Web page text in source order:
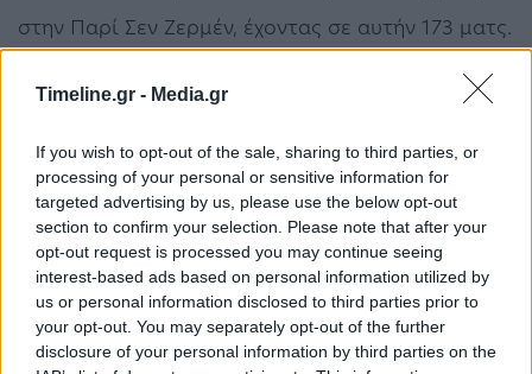
Timeline.gr - Media.gr
If you wish to opt-out of the sale, sharing to third parties, or
processing of your personal or sensitive information for
targeted advertising by us, please use the below opt-out
section to confirm your selection. Please note that after your
opt-out request is processed you may continue seeing
interest-based ads based on personal information utilized by
us or personal information disclosed to third parties prior to
your opt-out. You may separately opt-out of the further
disclosure of your personal information by third parties on the
στην Παρί Σεν Ζερμέν, έχοντας σε αυτήν 173 ματς.
Κορμπεράν ΠΑΕ Ολυμπιακός
ΠΡΟΗΓΟΎΜΕΝΟ ΆΡΘΡΟ
Φυσικό αέριο: Κινείται σε
χαμηλό 2 μηνών
ΕΠΌΜΕΝΟ ΆΡΘΡΟ
Συναγερμός στην Κρήτη:
Άνδρας απειλεί να πέσει
από γέφυρα στο Ρέθυμνο